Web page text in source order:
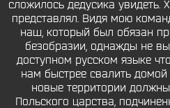
сложилось дедусика увидеть.
представлял. Видя мою
наш, который был обязан
безобразии, однажды не
доступном русском языке
нам быстрее свалить
новые территории
Польского царства,